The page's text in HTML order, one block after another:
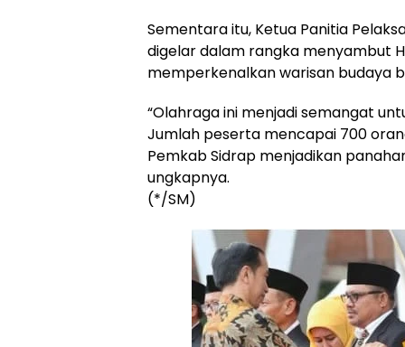
Sementara itu, Ketua Panitia
digelar dalam rangka menyambut
memperkenalkan warisan budaya
“Olahraga ini menjadi semangat
Jumlah peserta mencapai 700
Pemkab Sidrap menjadikan
ungkapnya.
(*/SM)